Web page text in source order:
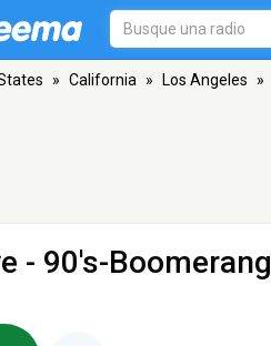
» California » Los Angeles »
- 90's-Boomerang